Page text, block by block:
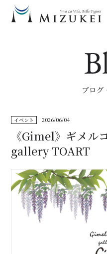
イベント 2026/06/04
《Gimel》ギメル
gallery TOART